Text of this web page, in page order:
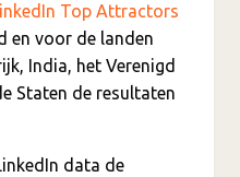
Top Attractors
en voor de landen
India, het Verenigd
Staten de resultaten
data de